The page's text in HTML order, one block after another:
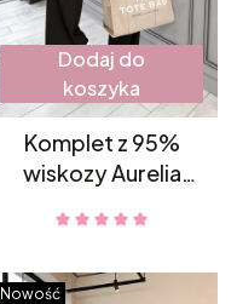
Dodaj do
koszyka
Komplet z 95%
wiskozy Aurelia
Nowość